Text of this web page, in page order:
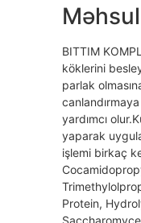
BITTIM
köklerini
parlak
yardımcı
yaparak
işlemi birkaç
Protein,